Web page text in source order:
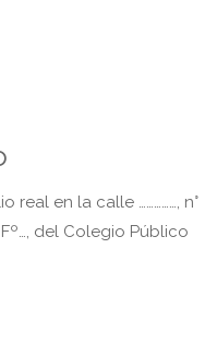
real en la calle ……………, n°
del Colegio Público